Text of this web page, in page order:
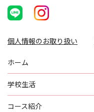
個人情報のお取り扱い
ホーム
学校生活
コース紹介